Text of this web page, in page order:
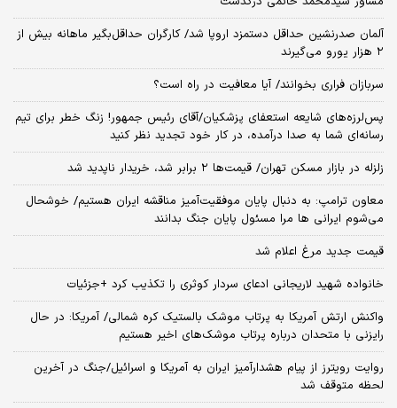
آلمان صدرنشین حداقل دستمزد اروپا شد/ کارگران حداقل‌بگیر ماهانه بیش از
۲ هزار یورو می‌گیرند
سربازان فراری بخوانند/ آیا معافیت در راه است؟
پس‌لرزه‌های شایعه استعفای پزشکیان/آقای رئیس جمهور! زنگ خطر برای تیم
رسانه‌ای شما به صدا درآمده، در کار خود تجدید نظر کنید
زلزله در بازار مسکن تهران/ قیمت‌ها ۲ برابر شد، خریدار ناپدید شد
معاون ترامپ: به دنبال پایان موفقیت‌آمیز مناقشه ایران هستیم/ خوشحال
می‌شوم ایرانی ها مرا مسئول پایان جنگ بدانند
قیمت جدید مرغ اعلام شد
خانواده شهید لاریجانی ادعای سردار کوثری را تکذیب کرد +جزئیات
واکنش ارتش آمریکا به پرتاب موشک بالستیک کره شمالی/ آمریکا: در حال
رایزنی با متحدان درباره پرتاب موشک‌های اخیر هستیم
روایت رویترز از پیام هشدارآمیز ایران به آمریکا و اسرائیل/جنگ در آخرین
لحظه متوقف شد